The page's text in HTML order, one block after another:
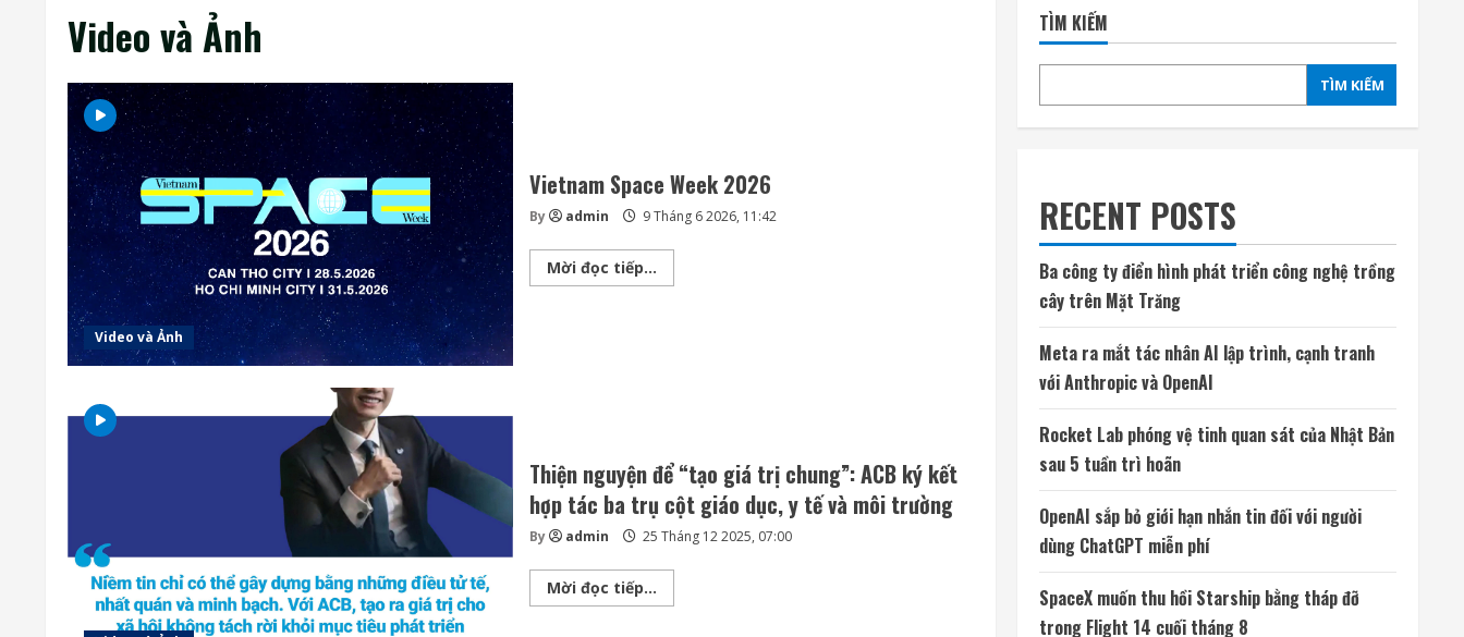
Video và Ảnh
Video và Ảnh
Vietnam Space Week 2026
By admin 9 Tháng 6 2026, 11:42
Mời đọc tiếp...
Space
Thiện nguyện để “tạo giá trị chung”: ACB ký kết
hợp tác ba trụ cột giáo dục, y tế và môi trường
By admin 25 Tháng 12 2025, 07:00
Mời đọc tiếp...
nguyện
TÌM KIẾM
TÌM KIẾM
RECENT POSTS
Ba công ty điển hình phát triển công nghệ trồng
cây trên Mặt Trăng
Meta ra mắt tác nhân AI lập trình, cạnh tranh
với Anthropic và OpenAI
Rocket Lab phóng vệ tinh quan sát của Nhật Bản
sau 5 tuần trì hoãn
OpenAI sắp bỏ giới hạn nhắn tin đối với người
dùng ChatGPT miễn phí
SpaceX muốn thu hồi Starship bằng tháp đỡ
trong Flight 14 cuối tháng 8